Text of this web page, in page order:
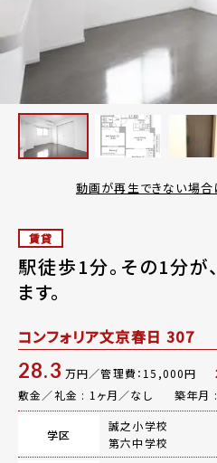
動画が再生できない場合
賃貸
駅徒歩1分。その1分が
ます。
コンフォリア文京春日 307
28.3 万円／管理費：15,000円
敷金／礼金 : 1ヶ月／なし
築年月
学区
誠之小学校
第六中学校